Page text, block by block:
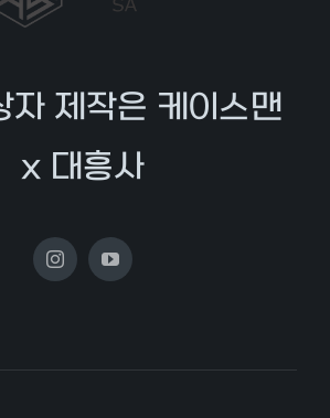
자 제작은 케이스맨
x 대흥사